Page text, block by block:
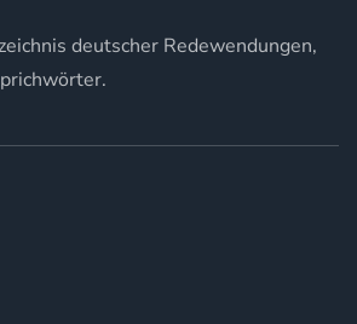
deutscher Redewendungen,